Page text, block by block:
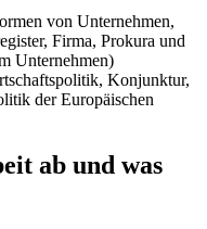
von Unternehmen,
Firma, Prokura und
Unternehmen)
Konjunktur,
der Europäischen
ab und was